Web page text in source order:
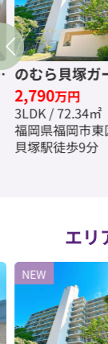
のむら貝塚ガ
ィ弐番館☆仲
料☆
2,790万円
3LDK / 72.34㎡
福岡県福岡市東
目
貝塚駅徒歩9分
エリ
NEW